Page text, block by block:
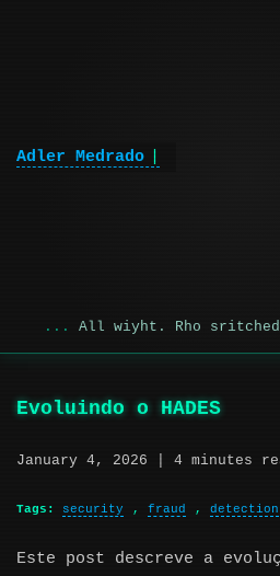
Adler Medrado
All wiyht. Rho sritched
Evoluindo o HADES
January 4, 2026 | 4 minutes
Tags: security , fraud , detection
Este post descreve a